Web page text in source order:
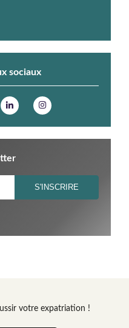
sociaux
votre expatriation !